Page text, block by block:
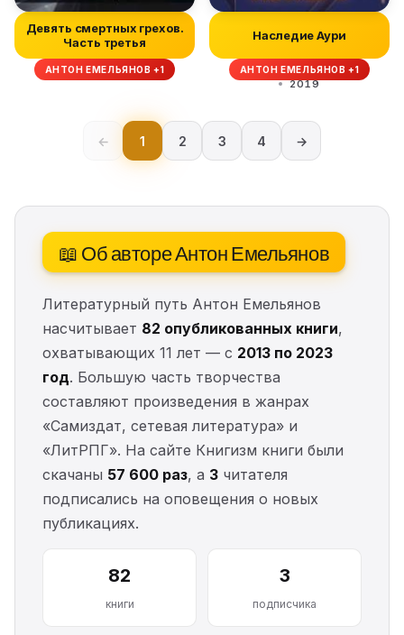
Девять смертных грехов.
Часть третья
АНТОН ЕМЕЛЬЯНОВ +1
Наследие Аури
АНТОН ЕМЕЛЬЯНОВ +1
2019
← 1 2 3 4 →
📖 Об авторе Антон Емельянов
Литературный путь Антон Емельянов
насчитывает 82 опубликованных книги,
охватывающих 11 лет — с 2013 по 2023
год. Большую часть творчества
составляют произведения в жанрах
«Самиздат, сетевая литература» и
«ЛитРПГ». На сайте Книгизм книги были
скачаны 57 600 раз, а 3 читателя
подписались на оповещения о новых
публикациях.
82
книги
3
подписчика